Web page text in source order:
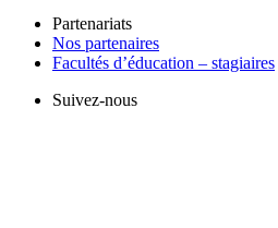
Partenariats
Nos partenaires
Facultés d’éducation – stagiaires
Suivez-nous